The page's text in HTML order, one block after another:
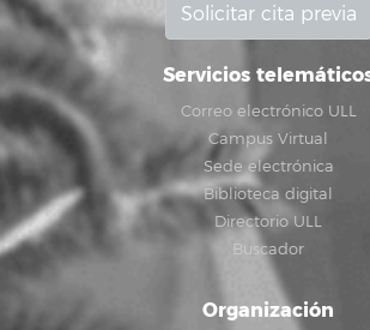
Solicitar cita previa
Servicios
Correo electrónico ULL
Campus Virtual
Sede electrónica
Biblioteca digital
Directorio ULL
Buscador
Organización